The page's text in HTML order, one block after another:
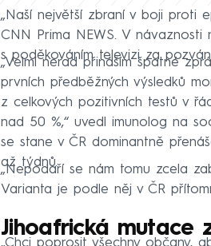
„Naší největší zbraní v boji proti
CNN Prima NEWS. V návaznosti
s poděkováním televizi za
„Velmi nerad přináším špatné
prvních předběžných výsledků
z celkových pozitivních testů v
nad 50 %,“ uvedl imunolog na
se stane v ČR dominantně
až týdnů.
„Nepodaří se nám tomu zcela
Varianta je podle něj v ČR
Jihoafrická mutace
„Chci poprosit všechny občany,